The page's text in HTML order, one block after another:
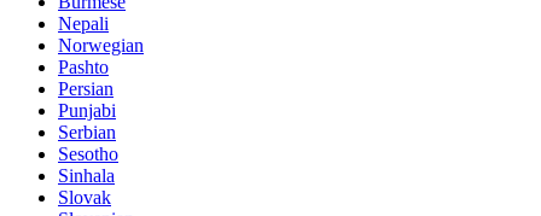
Nepali
Norwegian
Pashto
Persian
Punjabi
Serbian
Sesotho
Sinhala
Slovak